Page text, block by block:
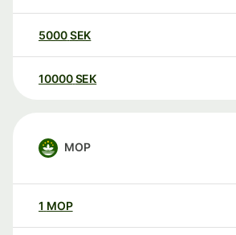
5000SEK
10000 SEK
MOP
1 MOP